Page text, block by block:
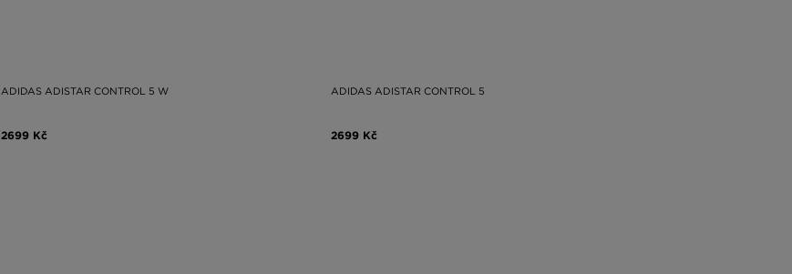
ADIDAS ADISTAR CONTROL 5 W
2699 Kč
ADIDAS ADISTAR CONTROL 5
2699 Kč